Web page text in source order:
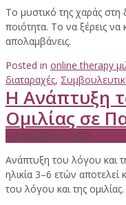
Το μυστικό της χαράς στη
ποιότητα. Το να ξέρεις να
απολαμβάνεις.
Posted in online therapy
διαταραχές,
Η Ανάπτυξη
Ομιλίας σε
4 Δεκεμβρίου 2025
Ανάπτυξη του λόγου και
ηλικία 3–6 ετών
του λόγου και της